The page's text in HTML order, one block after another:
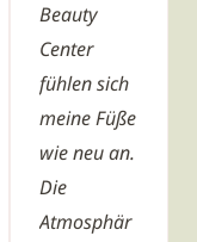
5
Beauty
Center
fühlen sich
meine Füße
wie neu an.
Die
Atmosphär